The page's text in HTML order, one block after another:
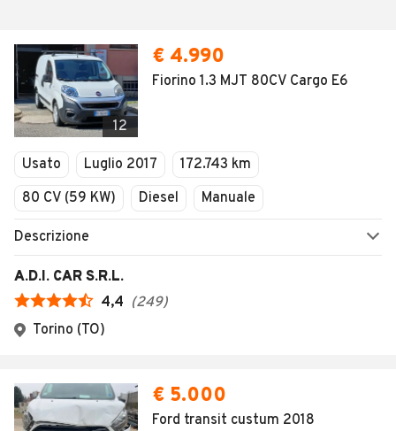
12
€ 4.990
Fiorino 1.3 MJT 80CV Cargo E6
Usato Luglio 2017
172.743 km
80 CV (59 KW)
Diesel Manuale
Descrizione
A.D.I. CAR S.R.L.
4,4 (249)
Torino (TO)
€ 5.000
Ford transit custum 2018